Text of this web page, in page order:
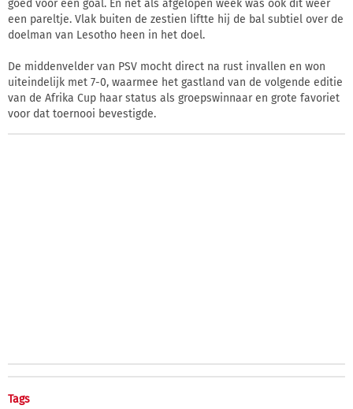
goed voor een goal. En net als afgelopen week was ook dit weer
een pareltje. Vlak buiten de zestien liftte hij de bal subtiel over de
doelman van Lesotho heen in het doel.
De middenvelder van PSV mocht direct na rust invallen en won
uiteindelijk met 7-0, waarmee het gastland van de volgende editie
van de Afrika Cup haar status als groepswinnaar en grote favoriet
voor dat toernooi bevestigde.
Tags